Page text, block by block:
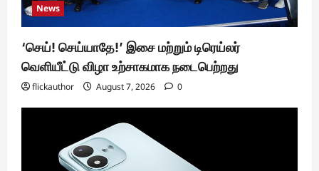
News
‘செய்! செய்யாதே!’ இசை மற்றும் டிரெய்லர்
வெளியீட்டு விழா உற்சாகமாக நடைபெற்றது
flickauthor August 7, 2026 0